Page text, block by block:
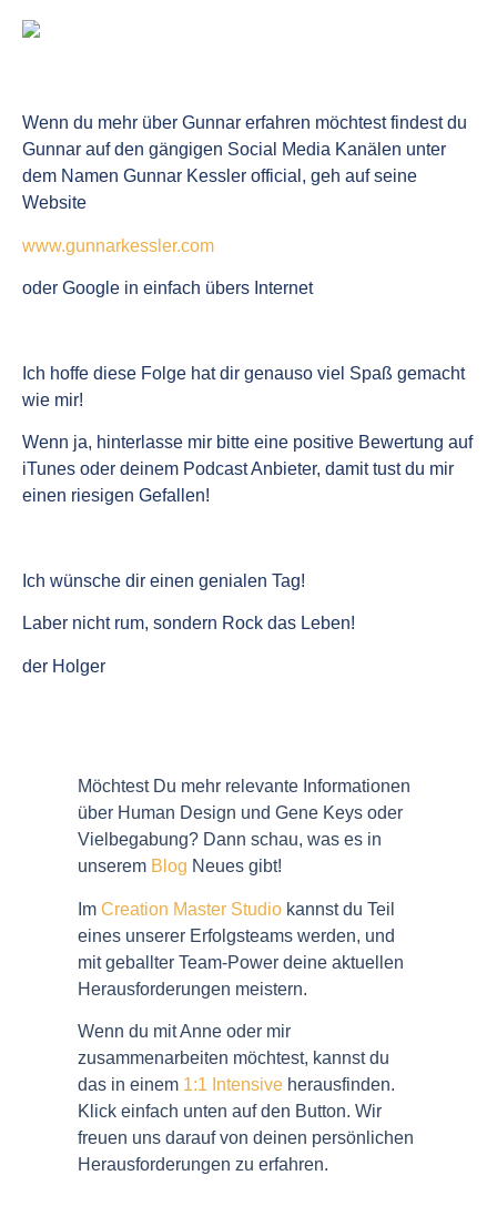
Wenn du mehr über Gunnar erfahren möchtest findest du
Gunnar auf den gängigen Social Media Kanälen unter
dem Namen Gunnar Kessler official, geh auf seine
Website
www.gunnarkessler.com
oder Google in einfach übers Internet
Ich hoffe diese Folge hat dir genauso viel Spaß gemacht
wie mir!
Wenn ja, hinterlasse mir bitte eine positive Bewertung auf
iTunes oder deinem Podcast Anbieter, damit tust du mir
einen riesigen Gefallen!
Ich wünsche dir einen genialen Tag!
Laber nicht rum, sondern Rock das Leben!
der Holger
Möchtest Du mehr relevante Informationen
über Human Design und Gene Keys oder
Vielbegabung? Dann schau, was es in
unserem Blog Neues gibt!
Im Creation Master Studio kannst du Teil
eines unserer Erfolgsteams werden, und
mit geballter Team-Power deine aktuellen
Herausforderungen meistern.
Wenn du mit Anne oder mir
zusammenarbeiten möchtest, kannst du
das in einem 1:1 Intensive herausfinden.
Klick einfach unten auf den Button. Wir
freuen uns darauf von deinen persönlichen
Herausforderungen zu erfahren.